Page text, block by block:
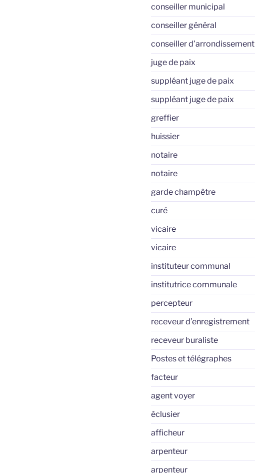
conseiller municipal
conseiller général
conseiller d’arrondissement
juge de paix
suppléant juge de paix
suppléant juge de paix
greffier
huissier
notaire
notaire
garde champêtre
curé
vicaire
vicaire
instituteur communal
institutrice communale
percepteur
receveur d’enregistrement
receveur buraliste
Postes et télégraphes
facteur
agent voyer
éclusier
afficheur
arpenteur
arpenteur